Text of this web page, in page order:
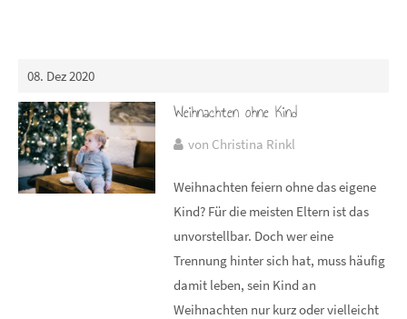
08. Dez 2020
Weihnachten ohne Kind
von Christina Rinkl
Weihnachten feiern ohne das eigene
Kind? Für die meisten Eltern ist das
unvorstellbar. Doch wer eine
Trennung hinter sich hat, muss häufig
damit leben, sein Kind an
Weihnachten nur kurz oder vielleicht